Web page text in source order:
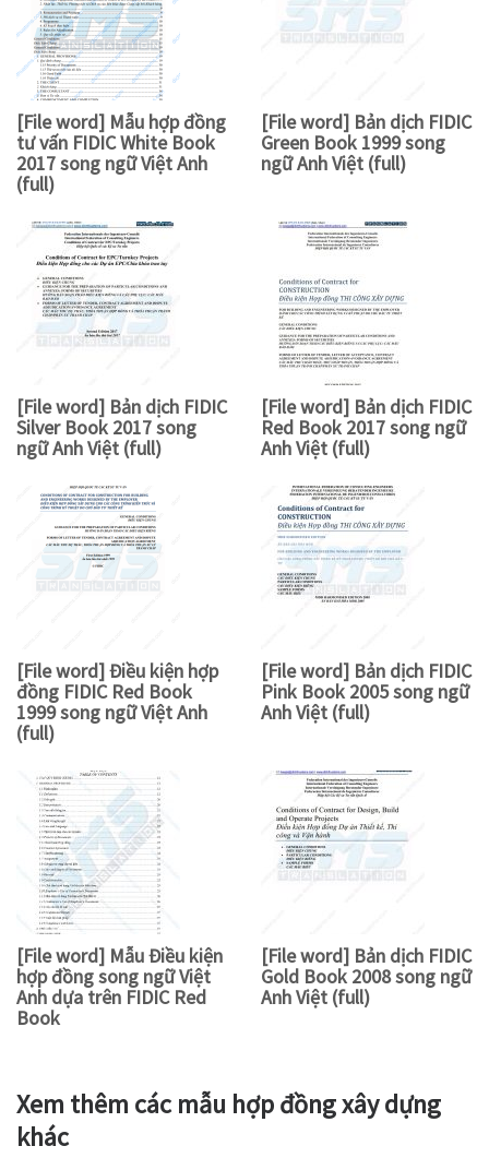
[File word] Mẫu hợp đồng
tư vấn FIDIC White Book
2017 song ngữ Việt Anh
(full)
[File word] Bản dịch FIDIC
Green Book 1999 song
ngữ Anh Việt (full)
[File word] Bản dịch FIDIC
Silver Book 2017 song
ngữ Anh Việt (full)
[File word] Bản dịch FIDIC
Red Book 2017 song ngữ
Anh Việt (full)
[File word] Điều kiện hợp
đồng FIDIC Red Book
1999 song ngữ Việt Anh
(full)
[File word] Bản dịch FIDIC
Pink Book 2005 song ngữ
Anh Việt (full)
[File word] Mẫu Điều kiện
hợp đồng song ngữ Việt
Anh dựa trên FIDIC Red
Book
[File word] Bản dịch FIDIC
Gold Book 2008 song ngữ
Anh Việt (full)
Xem thêm các mẫu hợp đồng xây dựng
khác